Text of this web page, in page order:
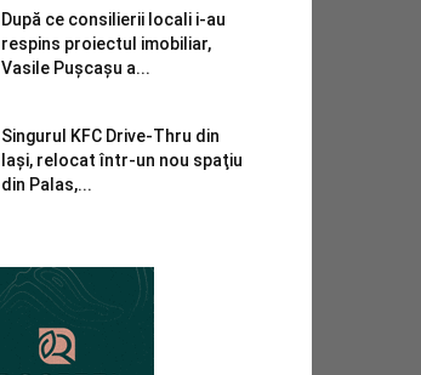
După ce consilierii locali i-au
respins proiectul imobiliar,
Vasile Pușcașu a...
Singurul KFC Drive-Thru din
Iași, relocat într-un nou spaţiu
din Palas,...